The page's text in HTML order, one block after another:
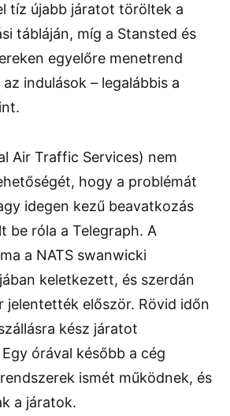
tíz újabb járatot töröltek a
tábláján, míg a Stansted és
egyelőre menetrend
indulások – legalábbis a
Air Traffic Services) nem
hogy a problémát
idegen kezű beavatkozás
be róla a Telegraph. A
a NATS swanwicki
keletkezett, és szerdán
jelentették először. Rövid időn
kész járatot
órával később a cég
ismét működnek, és
a járatok.